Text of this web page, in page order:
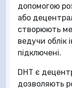
допомогою
або
створюють
ведучи облік
підключені.
DHT є
дозволяють